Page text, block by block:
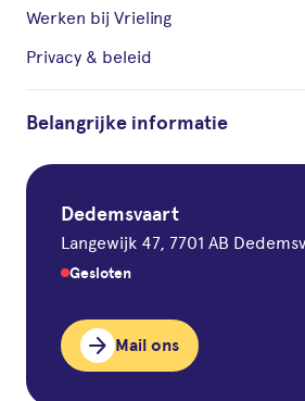
Werken bij Vrieling
Privacy & beleid
Belangrijke informatie
Dedemsvaart
Langewijk 47, 7701 AB
Gesloten
arrow_forward Mail ons